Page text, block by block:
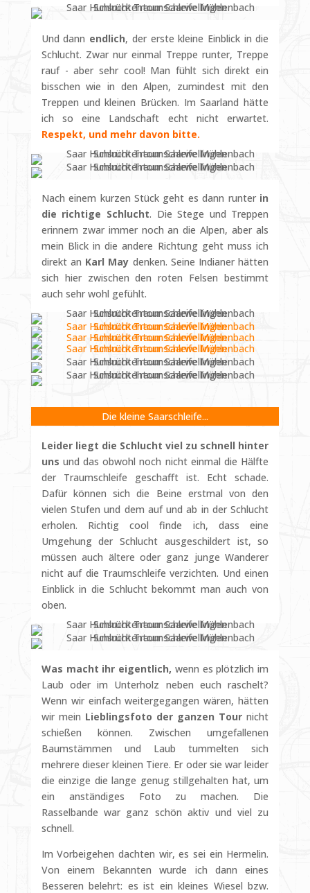
Und dann endlich, der erste kleine Einblick in die
Schlucht. Zwar nur einmal Treppe runter, Treppe
rauf - aber sehr cool! Man fühlt sich direkt ein
bisschen wie in den Alpen, zumindest mit den
Treppen und kleinen Brücken. Im Saarland hätte
ich so eine Landschaft echt nicht erwartet.
Respekt, und mehr davon bitte.
Nach einem kurzen Stück geht es dann runter in
die richtige Schlucht. Die Stege und Treppen
erinnern zwar immer noch an die Alpen, aber als
mein Blick in die andere Richtung geht muss ich
direkt an Karl May denken. Seine Indianer hätten
sich hier zwischen den roten Felsen bestimmt
auch sehr wohl gefühlt.
Die kleine Saarschleife...
Leider liegt die Schlucht viel zu schnell hinter
uns und das obwohl noch nicht einmal die Hälfte
der Traumschleife geschafft ist. Echt schade.
Dafür können sich die Beine erstmal von den
vielen Stufen und dem auf und ab in der Schlucht
erholen. Richtig cool finde ich, dass eine
Umgehung der Schlucht ausgeschildert ist, so
müssen auch ältere oder ganz junge Wanderer
nicht auf die Traumschleife verzichten. Und einen
Einblick in die Schlucht bekommt man auch von
oben.
Was macht ihr eigentlich, wenn es plötzlich im
Laub oder im Unterholz neben euch raschelt?
Wenn wir einfach weitergegangen wären, hätten
wir mein Lieblingsfoto der ganzen Tour nicht
schießen können. Zwischen umgefallenen
Baumstämmen und Laub tummelten sich
mehrere dieser kleinen Tiere. Er oder sie war leider
die einzige die lange genug stillgehalten hat, um
ein anständiges Foto zu machen. Die
Rasselbande war ganz schön aktiv und viel zu
schnell.
Im Vorbeigehen dachten wir, es sei ein Hermelin.
Von einem Bekannten wurde ich dann eines
Besseren belehrt: es ist ein kleines Wiesel bzw.